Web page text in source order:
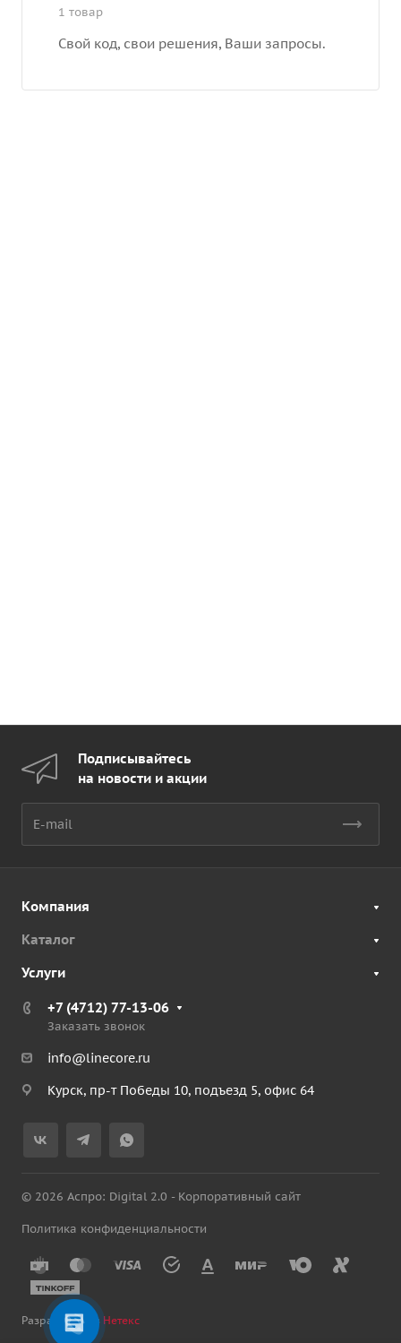
1 товар
Свой код, свои решения, Ваши запросы.
Подписывайтесь
на новости и акции
Компания
Каталог
Услуги
+7 (4712) 77-13-06
Заказать звонок
info@linecore.ru
Курск, пр-т Победы 10, подъезд 5, офис 64
© 2026 Аспро: Digital 2.0 - Корпоративный сайт
Политика конфиденциальности
Разработано в Нетекс